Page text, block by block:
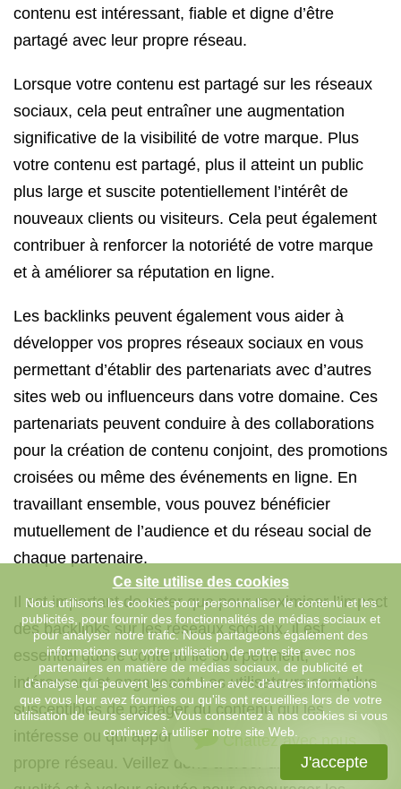
contenu est intéressant, fiable et digne d’être
partagé avec leur propre réseau.
Lorsque votre contenu est partagé sur les réseaux
sociaux, cela peut entraîner une augmentation
significative de la visibilité de votre marque. Plus
votre contenu est partagé, plus il atteint un public
plus large et suscite potentiellement l’intérêt de
nouveaux clients ou visiteurs. Cela peut également
contribuer à renforcer la notoriété de votre marque
et à améliorer sa réputation en ligne.
Les backlinks peuvent également vous aider à
développer vos propres réseaux sociaux en vous
permettant d’établir des partenariats avec d’autres
sites web ou influenceurs dans votre domaine. Ces
partenariats peuvent conduire à des collaborations
pour la création de contenu conjoint, des promotions
croisées ou même des événements en ligne. En
travaillant ensemble, vous pouvez bénéficier
mutuellement de l’audience et du réseau social de
chaque partenaire.
Il est important de noter que pour maximiser l’impact
des backlinks sur les réseaux sociaux, il est
essentiel que le contenu lié soit pertinent,
intéressant et engageant. Les utilisateurs sont plus
susceptibles de partager du contenu qui les
intéresse ou qui apporte une valeur ajoutée à leur
propre réseau. Veillez donc à créer un contenu de
Chattez avec nous
Ce site utilise des cookies
Nous utilisons les cookies pour personnaliser le contenu et les
publicités, pour fournir des fonctionnalités de médias sociaux et
pour analyser notre trafic. Nous partageons également des
informations sur votre utilisation de notre site avec nos
partenaires en matière de médias sociaux, de publicité et
d'analyse qui peuvent les combiner avec d'autres informations
que vous leur avez fournies ou qu'ils ont recueillies lors de votre
utilisation de leurs services. Vous consentez à nos cookies si vous
continuez à utiliser notre site Web.
J'accepte